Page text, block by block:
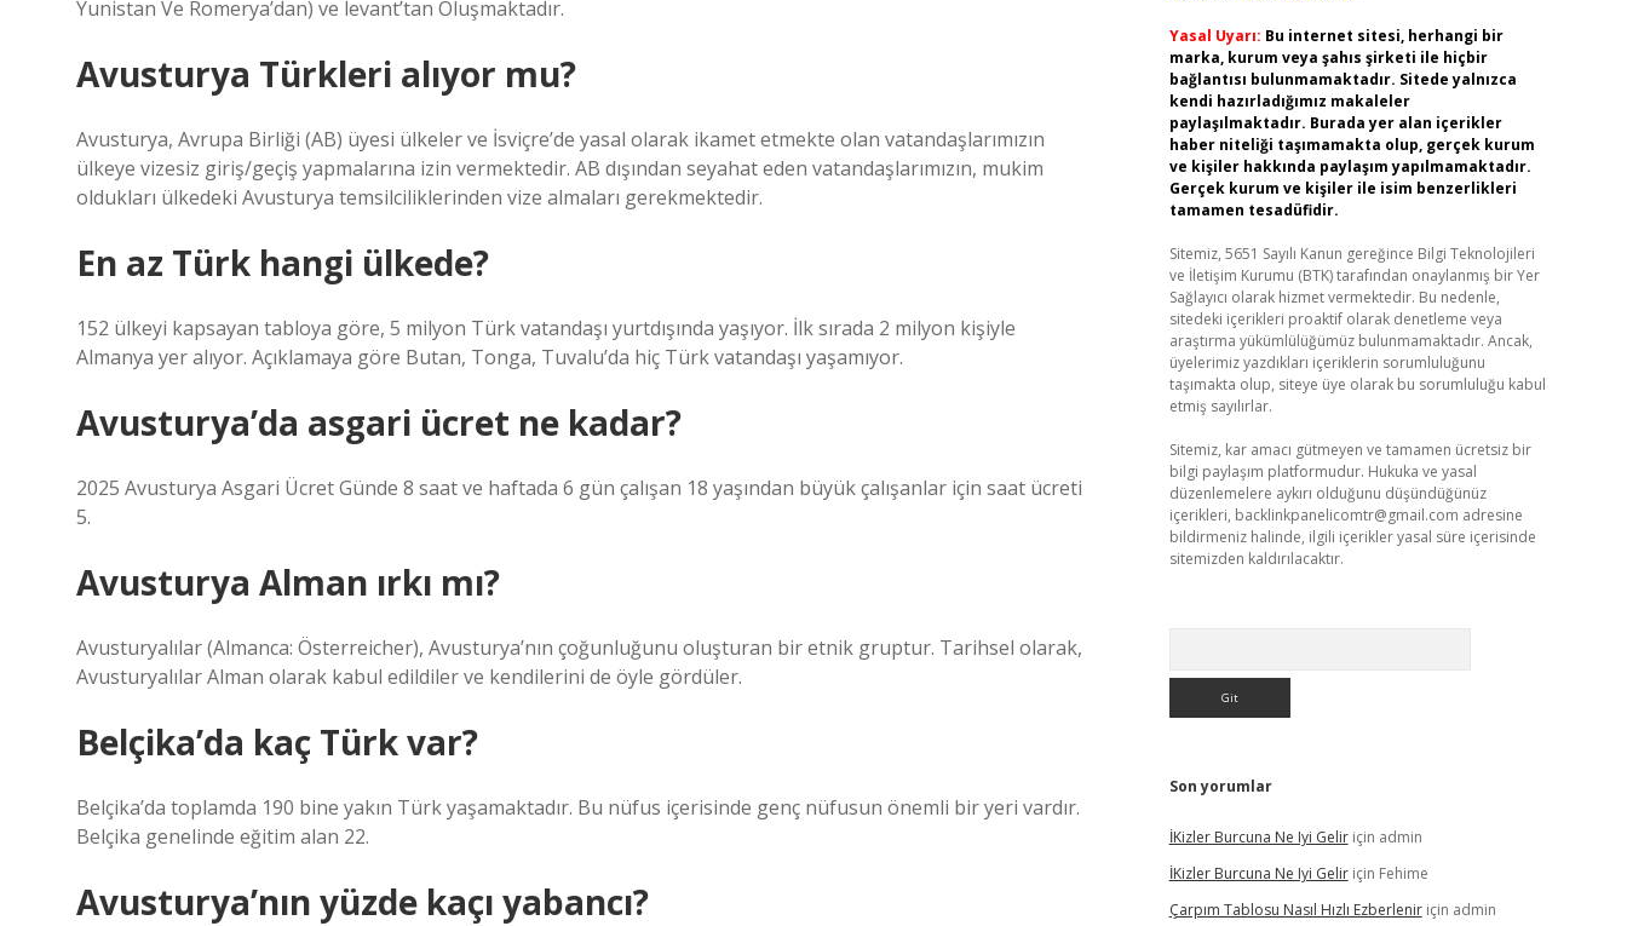
Yunistan Ve Romerya’dan) ve levant’tan Oluşmaktadır.
Avusturya Türkleri alıyor mu?
Avusturya, Avrupa Birliği (AB) üyesi ülkeler ve İsviçre’de yasal olarak ikamet etmekte olan vatandaşlarımızın
ülkeye vizesiz giriş/geçiş yapmalarına izin vermektedir. AB dışından seyahat eden vatandaşlarımızın, mukim
oldukları ülkedeki Avusturya temsilciliklerinden vize almaları gerekmektedir.
En az Türk hangi ülkede?
152 ülkeyi kapsayan tabloya göre, 5 milyon Türk vatandaşı yurtdışında yaşıyor. İlk sırada 2 milyon kişiyle
Almanya yer alıyor. Açıklamaya göre Butan, Tonga, Tuvalu’da hiç Türk vatandaşı yaşamıyor.
Avusturya’da asgari ücret ne kadar?
2025 Avusturya Asgari Ücret Günde 8 saat ve haftada 6 gün çalışan 18 yaşından büyük çalışanlar için saat ücreti
5.
Avusturya Alman ırkı mı?
Avusturyalılar (Almanca: Österreicher), Avusturya’nın çoğunluğunu oluşturan bir etnik gruptur. Tarihsel olarak,
Avusturyalılar Alman olarak kabul edildiler ve kendilerini de öyle gördüler.
Belçika’da kaç Türk var?
Belçika’da toplamda 190 bine yakın Türk yaşamaktadır. Bu nüfus içerisinde genç nüfusun önemli bir yeri vardır.
Belçika genelinde eğitim alan 22.
Avusturya’nın yüzde kaçı yabancı?
Yasal Uyarı: Bu internet sitesi, herhangi bir
marka, kurum veya şahıs şirketi ile hiçbir
bağlantısı bulunmamaktadır. Sitede yalnızca
kendi hazırladığımız makaleler
paylaşılmaktadır. Burada yer alan içerikler
haber niteliği taşımamakta olup, gerçek kurum
ve kişiler hakkında paylaşım yapılmamaktadır.
Gerçek kurum ve kişiler ile isim benzerlikleri
tamamen tesadüfidir.
Sitemiz, 5651 Sayılı Kanun gereğince Bilgi Teknolojileri
ve İletişim Kurumu (BTK) tarafından onaylanmış bir Yer
Sağlayıcı olarak hizmet vermektedir. Bu nedenle,
sitedeki içerikleri proaktif olarak denetleme veya
araştırma yükümlülüğümüz bulunmamaktadır. Ancak,
üyelerimiz yazdıkları içeriklerin sorumluluğunu
taşımakta olup, siteye üye olarak bu sorumluluğu kabul
etmiş sayılırlar.
Sitemiz, kar amacı gütmeyen ve tamamen ücretsiz bir
bilgi paylaşım platformudur. Hukuka ve yasal
düzenlemelere aykırı olduğunu düşündüğünüz
içerikleri, backlinkpanelicomtr@gmail.com adresine
bildirmeniz halinde, ilgili içerikler yasal süre içerisinde
sitemizden kaldırılacaktır.
Son yorumlar
İKizler Burcuna Ne Iyi Geliriçin admin
İKizler Burcuna Ne Iyi Geliriçin Fehime
Çarpım Tablosu Nasıl Hızlı Ezberleniriçin admin